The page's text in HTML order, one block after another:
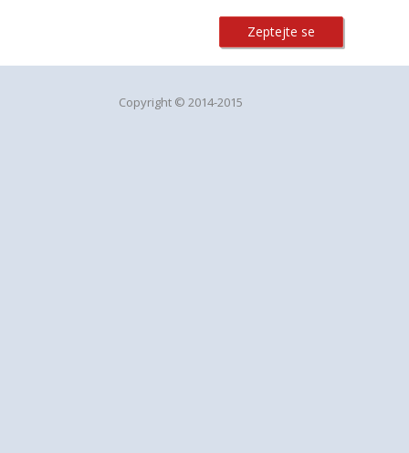
Zeptejte se
Copyright © 2014-2015